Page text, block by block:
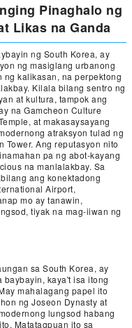
Pinaghalo ng
Likas na Ganda
ng South Korea, ay
ng masiglang urbanong
ng kalikasan, na perpektong
Kilala bilang sentro ng
at kultura, tampok ang
na Gamcheon Culture
at makasaysayang
atraksyon tulad ng
Tower. Ang reputasyon nito
pa ng abot-kayang
na manlalakbay. Sa
ang konektadong
Airport,
mo ay tanawin,
tiyak na mag-iiwan ng
sa South Korea, ay
kaya't isa itong
mahalagang papel ito
ng Joseon Dynasty at
lungsod habang
Matatagpuan ito sa